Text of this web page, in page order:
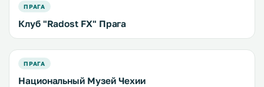
ПРАГА
Клуб "Radost FX" Прага
ПРАГА
Национальный Музей Чехии